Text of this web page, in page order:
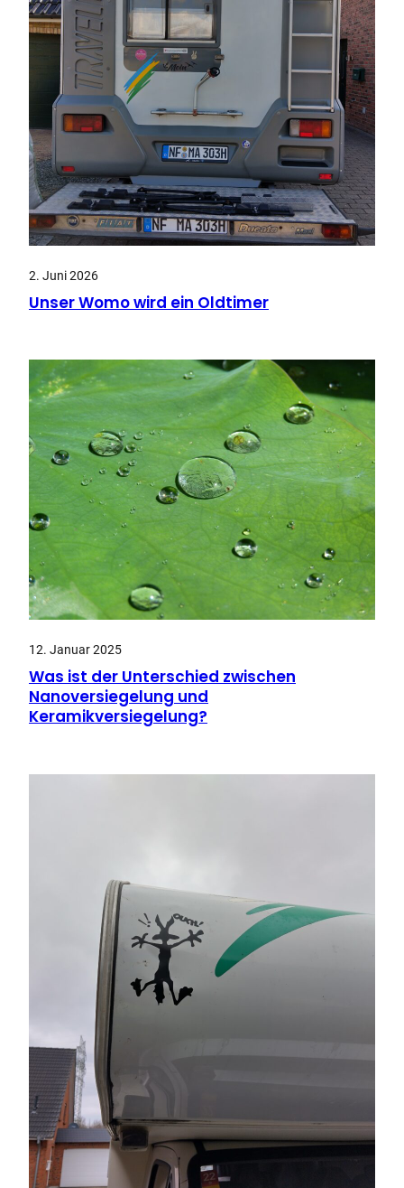
2. Juni 2026
Unser Womo wird ein Oldtimer
12. Januar 2025
Was ist der Unterschied zwischen
Nanoversiegelung und
Keramikversiegelung?